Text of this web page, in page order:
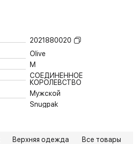
2021880020
Olive
M
СОЕДИНЕННОЕ
КОРОЛЕВСТВО
Мужской
Snugpak
Верхняя одежда Все товары